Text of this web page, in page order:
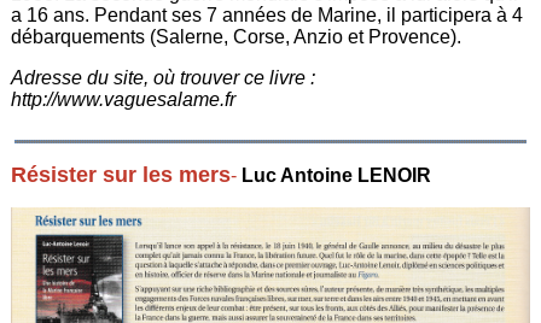
a 16 ans. Pendant ses 7 années de Marine, il participera à 4
débarquements (Salerne, Corse, Anzio et Provence).
Adresse du site, où trouver ce livre :
http://www.vaguesalame.fr
Résister sur les mers- Luc Antoine LENOIR